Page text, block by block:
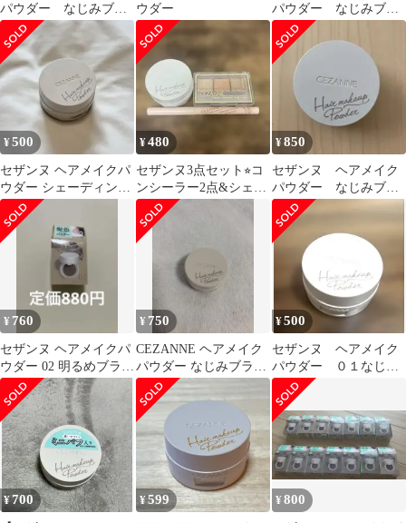
パウダー なじみブラ
ウン 白髪隠し シェ
ーディング
ウダー
パウダー なじみブラ
ウン
¥500
セザンヌ ヘアメイクパ
ウダー シェーディング
01なじみブラウン
¥480
セザンヌ3点セット⭐︎コ
ンシーラー2点&シェー
ディングパウダー
¥850
セザンヌ ヘアメイク
パウダー なじみブラ
ウン
¥ 760
セザンヌ ヘアメイクパ
ウダー 02 明るめブラウ
ン
¥ 750
CEZANNE ヘアメイク
パウダー なじみブラウ
ン シェーディング
¥500
セザンヌ ヘアメイク
パウダー ０１なじみ
ブラウン
¥700 ¥599 ¥800